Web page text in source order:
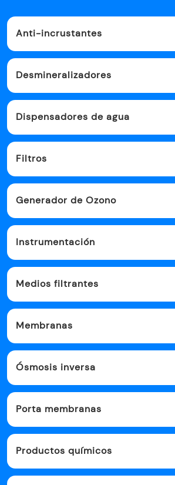
Anti-incrustantes
Desmineralizadores
Dispensadores de agua
Filtros
Generador de Ozono
Instrumentación
Medios filtrantes
Membranas
Ósmosis inversa
Porta membranas
Productos químicos